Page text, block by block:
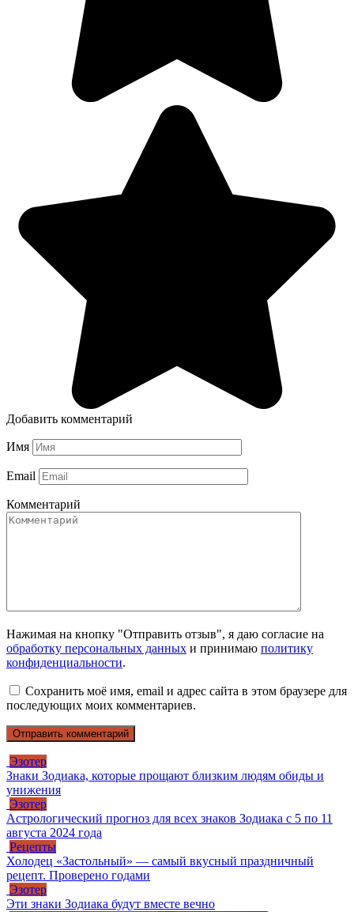
Добавить комментарий
Имя
Email
Комментарий
Нажимая на кнопку "Отправить отзыв", я даю согласие на
обработку персональных данных и принимаю политику
конфиденциальности.
Сохранить моё имя, email и адрес сайта в этом браузере для
последующих моих комментариев.
Эзотер
Знаки Зодиака, которые прощают близким людям обиды и
унижения
Эзотер
Астрологический прогноз для всех знаков Зодиака с 5 по 11
августа 2024 года
Рецепты
Холодец «Застольный» — самый вкусный праздничный
рецепт. Проверено годами
Эзотер
Эти знаки Зодиака будут вместе вечно